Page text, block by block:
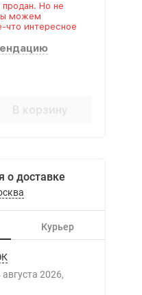
Но не
можем
что интересное
В корзину
о доставке
Курьер
августа 2026